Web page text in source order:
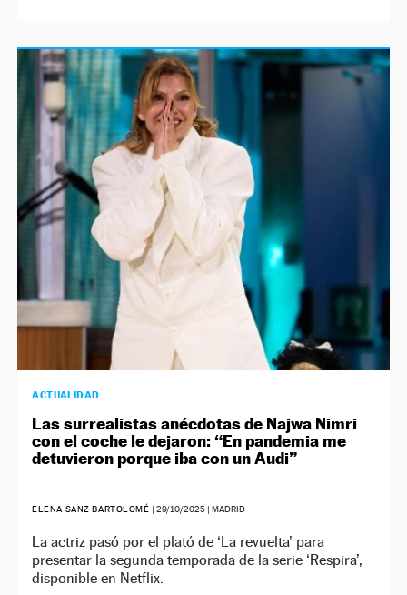
ACTUALIDAD
Las surrealistas anécdotas de Najwa Nimri
con el coche le dejaron: “En pandemia me
detuvieron porque iba con un Audi”
ELENA SANZ BARTOLOMÉ | 29/10/2025| MADRID
La actriz pasó por el plató de ‘La revuelta’ para
presentar la segunda temporada de la serie ‘Respira’,
disponible en Netflix.